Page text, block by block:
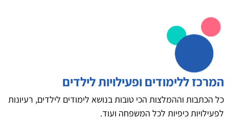
המרכז ללימודים ופעילויות לילדים
כל הכתבות וההמלצות הכי טובות בנושא לימודים לילדים, רעיונות
לפעילויות כיפיות לכל המשפחה ועוד.